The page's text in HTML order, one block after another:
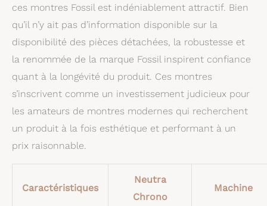
ces montres Fossil est indéniablement attractif. Bien
qu’il n’y ait pas d’information disponible sur la
disponibilité des pièces détachées, la robustesse et
la renommée de la marque Fossil inspirent confiance
quant à la longévité du produit. Ces montres
s’inscrivent comme un investissement judicieux pour
les amateurs de montres modernes qui recherchent
un produit à la fois esthétique et performant à un
prix raisonnable.
Caractéristiques
Neutra
Chrono
Machine